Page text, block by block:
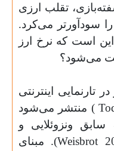
تقلب ارزی
سودآورتر می‌کرد.
است که نرخ ارز
می‌شود؟
نرخ ارز در تارنمایی اینترنتی
) منتشر می‌شود
ونزوئلایی و
Weisbrot). مبنای